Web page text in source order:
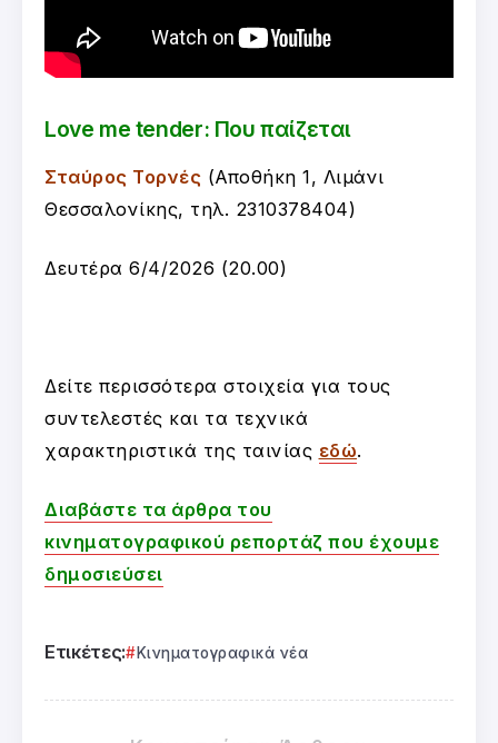
Love me tender: Που παίζεται
Σταύρος Τορνές (Αποθήκη 1, Λιμάνι
Θεσσαλονίκης, τηλ. 2310378404)
Δευτέρα 6/4/2026 (20.00)
Δείτε περισσότερα στοιχεία για τους
συντελεστές και τα τεχνικά
χαρακτηριστικά της ταινίας εδώ.
Διαβάστε τα άρθρα του
κινηματογραφικού ρεπορτάζ που έχουμε
δημοσιεύσει
Ετικέτες: Κινηματογραφικά νέα